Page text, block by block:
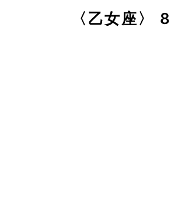
〈乙女座〉